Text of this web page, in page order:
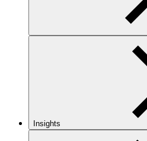
Insights